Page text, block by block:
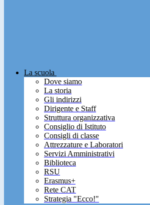
La scuola
Dove siamo
La storia
Gli indirizzi
Dirigente e Staff
Struttura organizzativa
Consiglio di Istituto
Consigli di classe
Attrezzature e Laboratori
Servizi Amministrativi
Biblioteca
RSU
Erasmus+
Rete CAT
Strategia "Ecco!"